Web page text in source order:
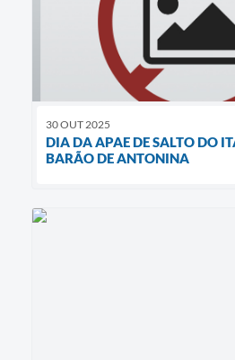
30 OUT 2025
DIA DA APAE DE SALTO DO
BARÃO DE ANTONINA